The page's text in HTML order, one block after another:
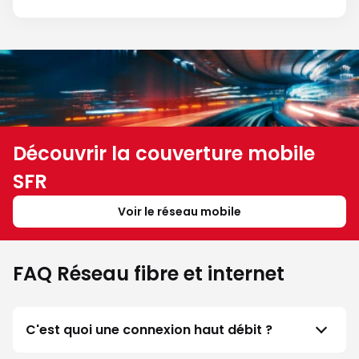
Découvrir la couverture mobile
SFR
Voir le réseau mobile
FAQ Réseau fibre et internet
C'est quoi une connexion haut débit ?